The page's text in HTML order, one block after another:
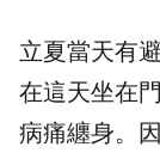
立夏當天有
在這天坐在
病痛纏身。